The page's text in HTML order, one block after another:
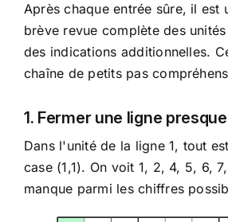
Après chaque entrée sûre, il est
brève revue complète des
des indications additionnelles.
chaîne de petits pas
1. Fermer une ligne
Dans l'unité de la ligne 1, tout
case (1,1). On voit 1, 2, 4, 5, 6,
manque parmi les chiffres